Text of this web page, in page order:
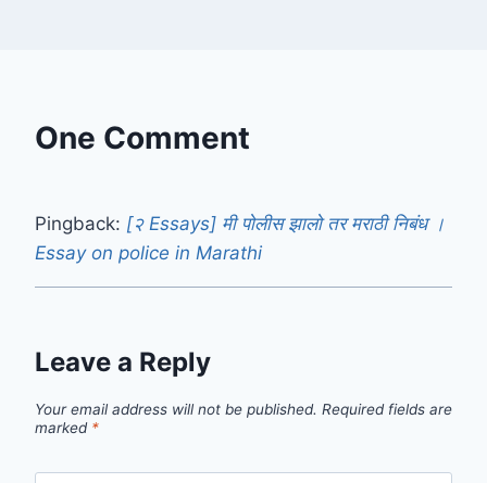
One Comment
Pingback: [२ Essays] मी पोलीस झालो तर मराठी निबंध ।
Essay on police in Marathi
Leave a Reply
Your email address will not be published. Required fields are
marked *